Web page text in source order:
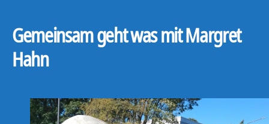
Gemeinsam geht was mit Margret
Hahn